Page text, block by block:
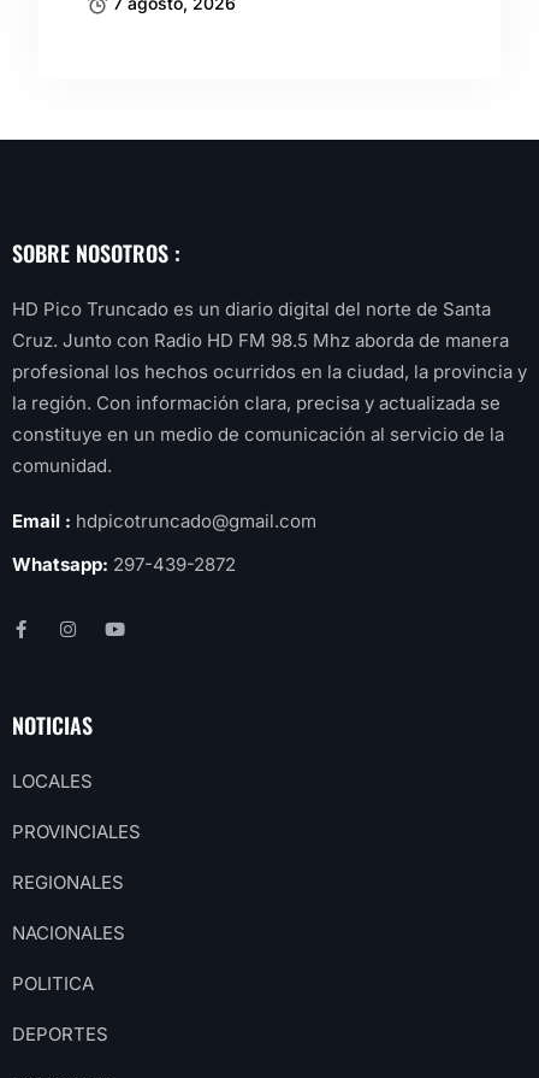
SOBRE NOSOTROS :
HD Pico Truncado es un diario digital del norte de Santa
Cruz. Junto con Radio HD FM 98.5 Mhz aborda de manera
profesional los hechos ocurridos en la ciudad, la provincia y
la región. Con información clara, precisa y actualizada se
constituye en un medio de comunicación al servicio de la
comunidad.
Email : hdpicotruncado@gmail.com
Whatsapp: 297-439-2872
NOTICIAS
LOCALES
PROVINCIALES
REGIONALES
NACIONALES
POLITICA
DEPORTES